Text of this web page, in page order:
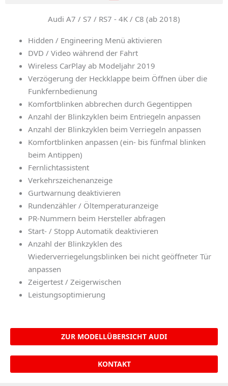
Audi A7 / S7 / RS7 - 4K / C8 (ab 2018)
Hidden / Engineering Menü aktivieren
DVD / Video während der Fahrt
Wireless CarPlay ab Modeljahr 2019
Verzögerung der Heckklappe beim Öffnen über die
Funkfernbedienung
Komfortblinken abbrechen durch Gegentippen
Anzahl der Blinkzyklen beim Entriegeln anpassen
Anzahl der Blinkzyklen beim Verriegeln anpassen
Komfortblinken anpassen (ein- bis fünfmal blinken
beim Antippen)
Fernlichtassistent
Verkehrszeichenanzeige
Gurtwarnung deaktivieren
Rundenzähler / Öltemperaturanzeige
PR-Nummern beim Hersteller abfragen
Start- / Stopp Automatik deaktivieren
Anzahl der Blinkzyklen des
Wiederverriegelungsblinken bei nicht geöffneter Tür
anpassen
Zeigertest / Zeigerwischen
Leistungsoptimierung
ZUR MODELLÜBERSICHT AUDI
KONTAKT